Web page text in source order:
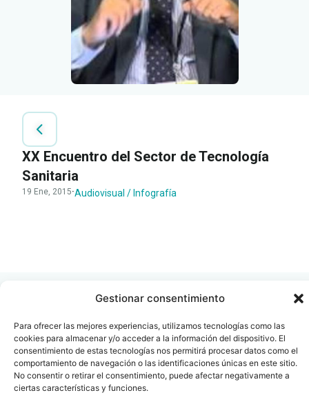
Gestionar consentimiento
Para ofrecer las mejores experiencias, utilizamos tecnologías como las
cookies para almacenar y/o acceder a la información del dispositivo. El
consentimiento de estas tecnologías nos permitirá procesar datos como el
comportamiento de navegación o las identificaciones únicas en este sitio.
No consentir o retirar el consentimiento, puede afectar negativamente a
ciertas características y funciones.
XX Encuentro del Sector de Tecnología
Sanitaria
19 Ene, 2015·Audiovisual / Infografía
Contacto
info@fenin.es
C/ Villanueva, 20 - 1-
Oficina Barcelona
Travesera de Gracia, 56 -
1º, 3ª 08006